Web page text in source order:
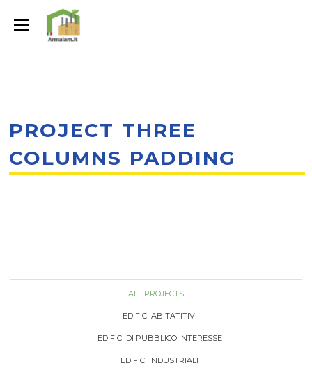
PROJECT THREE
COLUMNS PADDING
ALL PROJECTS
EDIFICI ABITATITIVI
EDIFICI DI PUBBLICO INTERESSE
EDIFICI INDUSTRIALI